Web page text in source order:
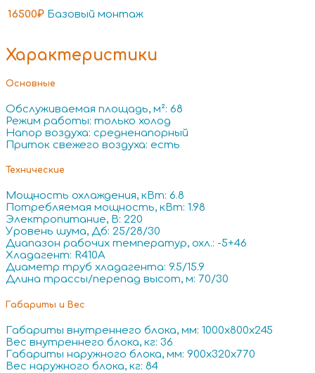
16500₽ Базовый монтаж
Характеристики
Основные
Обслуживаемая площадь, м²: 68
Режим работы: только холод
Напор воздуха: средненапорный
Приток свежего воздуха: есть
Технические
Мощность охлаждения, кВт: 6.8
Потребляемая мощность, кВт: 1.98
Электропитание, В: 220
Уровень шума, Дб: 25/28/30
Диапазон рабочих температур, охл.: -5+46
Хладагент: R410A
Диаметр труб хладагента: 9.5/15.9
Длина трассы/перепад высот, м: 70/30
Габариты и Вес
Габариты внутреннего блока, мм: 1000x800x245
Вес внутреннего блока, кг: 36
Габариты наружного блока, мм: 900x320x770
Вес наружного блока, кг: 84